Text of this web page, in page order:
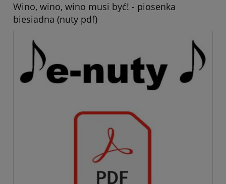
Wino, wino, wino musi być! - piosenka
biesiadna (nuty pdf)